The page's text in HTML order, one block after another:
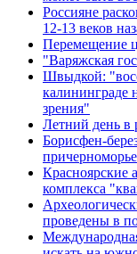
Россияне
12-13 веков
Перемещение
"Варяжская
Швыдкой:
калининграде
зрения"
Летний день в
Борисфен-
причерноморье
Красноярские
комплекса
проведены в